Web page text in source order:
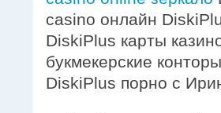
casino онлайн
DiskiPlus карты
букмекерские
DiskiPlus порно с